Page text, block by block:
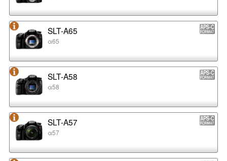
SLT-A65
α65
SLT-A58
α58
SLT-A57
α57